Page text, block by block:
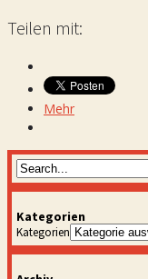
Teilen mit:
Mehr
Kategorien
Kategorien